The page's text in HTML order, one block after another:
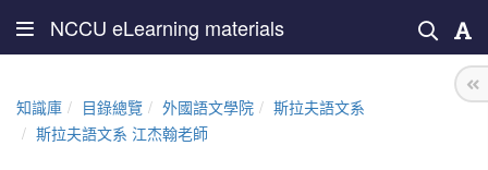
NCCU eLearning materials
知識庫 目錄總覽 外國語文學院
斯拉夫語文系
斯拉夫語文系 江杰翰老師